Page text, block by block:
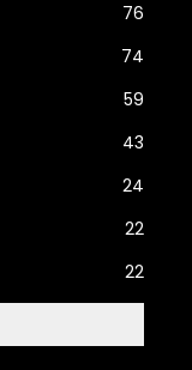
76
74
59
43
24
22
22